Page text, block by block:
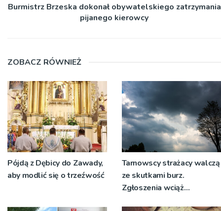
Burmistrz Brzeska dokonał obywatelskiego zatrzymania
pijanego kierowcy
ZOBACZ RÓWNIEŻ
Pójdą z Dębicy do Zawady,
aby modlić się o trzeźwość
Tarnowscy strażacy walczą
ze skutkami burz.
Zgłoszenia wciąż